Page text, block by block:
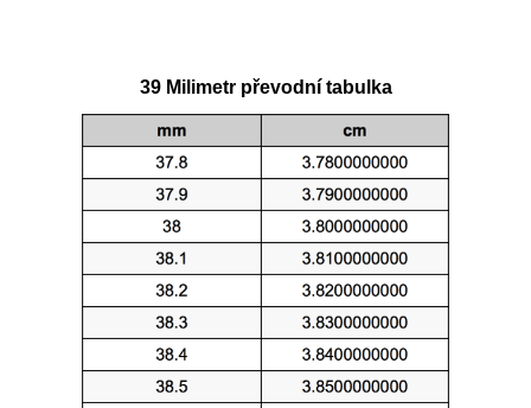
39 Milimetr převodní tabulka